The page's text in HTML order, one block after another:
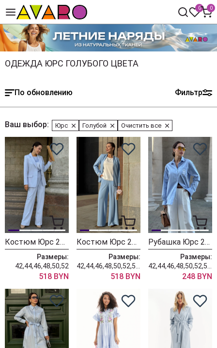
0 0
ОДЕЖДА ЮРС ГОЛУБОГО ЦВЕТА
По обновлению Фильтр
Ваш выбор: Юрс Голубой Очистить все
Костюм Юрс 25-567-2
Размеры:
42,44,46,48,50,52
518 BYN
Костюм Юрс 25-614-1 голубой
Размеры:
518 BYN
Рубашка Юрс 25-584-1
Размеры:
248 BYN